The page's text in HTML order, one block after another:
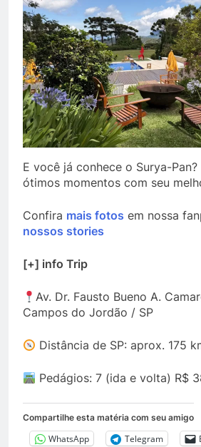
E você já conhece o Surya-
ótimos momentos com seu
Confira mais fotos em nossa
nossos stories
[+] info Trip
Av. Dr. Fausto Bueno A.
Campos do Jordão / SP
Distância de SP: aprox. 175
Pedágios: 7 (ida e volta) R$
Compartilhe esta matéria com seu amigo
WhatsApp Telegram